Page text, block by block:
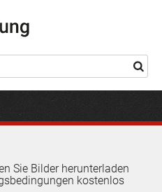
Sie Bilder herunterladen
kostenlos